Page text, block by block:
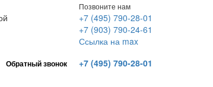
Позвоните нам
+7 (495) 790-28-01
+7 (903) 790-24-61
Ссылка на max
Обратный звонок +7 (495) 790-28-01